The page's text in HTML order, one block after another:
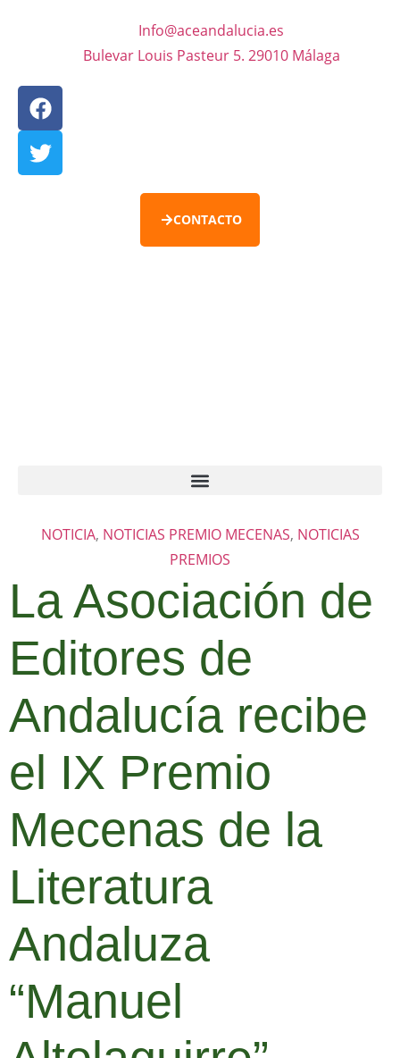
Info@aceandalucia.es
Bulevar Louis Pasteur 5. 29010 Málaga
CONTACTO
NOTICIA, NOTICIAS PREMIO MECENAS, NOTICIAS
PREMIOS
La Asociación de
Editores de
Andalucía recibe
el IX Premio
Mecenas de la
Literatura
Andaluza
“Manuel